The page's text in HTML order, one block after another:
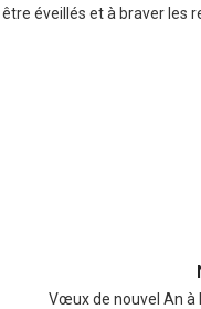
éveillés et à braver les
Vœux de nouvel An à